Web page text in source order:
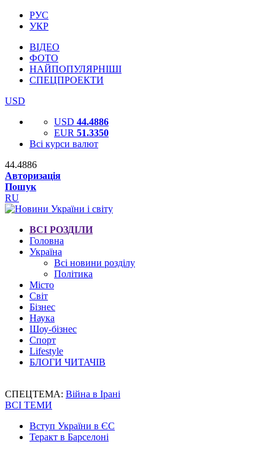
РУС
УКР
ВІДЕО
ФОТО
НАЙПОПУЛЯРНІШІ
СПЕЦПРОЕКТИ
USD
USD 44.4886
EUR 51.3350
Всі курси валют
44.4886
Авторизація
Пошук
RU
ВСІ РОЗДІЛИ
Головна
Україна
Всі новини розділу
Політика
Місто
Світ
Бізнес
Наука
Шоу-бізнес
Спорт
Lifestyle
БЛОГИ ЧИТАЧІВ
СПЕЦТЕМА: Війна в Ірані
ВСІ ТЕМИ
Вступ України в ЄС
Теракт в Барселоні